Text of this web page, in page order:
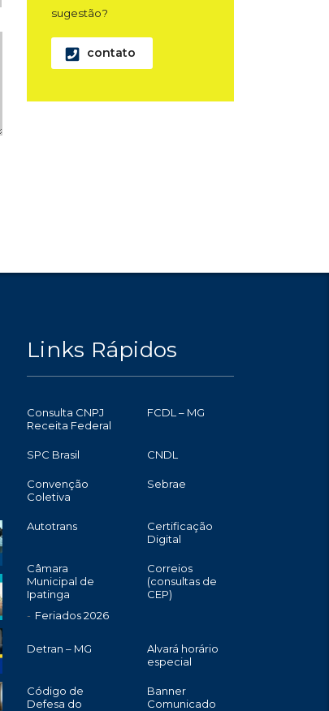
sugestão?
contato
Links Rápidos
Consulta CNPJ
Receita Federal
FCDL – MG
SPC Brasil CNDL
Convenção
Coletiva
Sebrae
Autotrans
Certificação
Digital
Câmara
Municipal de
Ipatinga
Feriados 2026
Correios
(consultas de
CEP)
Detran – MG
Alvará horário
especial
Código de
Defesa do
Banner
Comunicado